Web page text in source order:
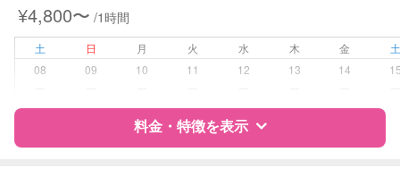
学校/塾の補習・宿題 小学生
算数
理科
社会
¥4,800〜 /1時間
土 日 月 火 水 木 金
08
09 10 11 12 13 14
料金・特徴を表示